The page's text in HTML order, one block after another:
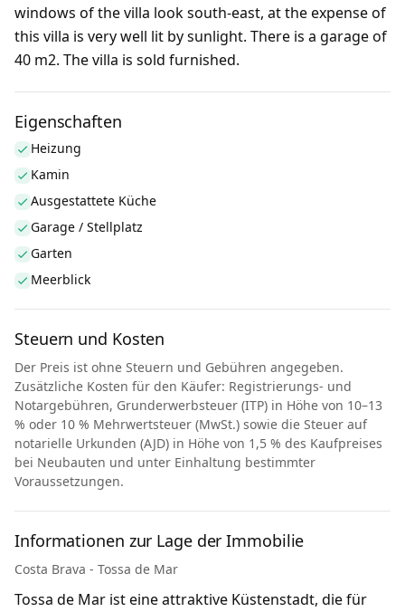
windows of the villa look south-east, at the expense of
this villa is very well lit by sunlight. There is a garage of
40 m2. The villa is sold furnished.
Eigenschaften
Heizung
Kamin
Ausgestattete Küche
Garage / Stellplatz
Garten
Meerblick
Steuern und Kosten
Der Preis ist ohne Steuern und Gebühren angegeben.
Zusätzliche Kosten für den Käufer: Registrierungs- und
Notargebühren, Grunderwerbsteuer (ITP) in Höhe von 10–13
% oder 10 % Mehrwertsteuer (MwSt.) sowie die Steuer auf
notarielle Urkunden (AJD) in Höhe von 1,5 % des Kaufpreises
bei Neubauten und unter Einhaltung bestimmter
Voraussetzungen.
Informationen zur Lage der Immobilie
Costa Brava - Tossa de Mar
Tossa de Mar ist eine attraktive Küstenstadt, die für